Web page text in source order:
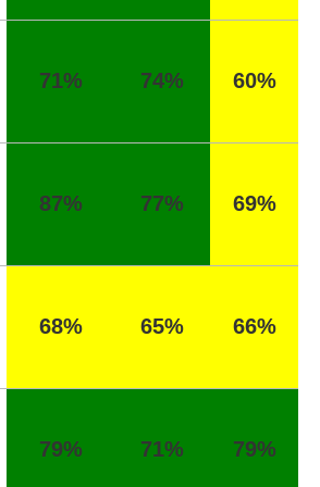
71% 74% 60%
87% 77% 69%
68% 65% 66%
79% 71% 79%
карпа и налима
раз пользуюсь этим прогнозом,
найти активных хищников
прогнозу клева удалось
щуку, удивлен, но это
работает
прогноз клева оказался
ни одной рыбы не поймал
клева, разочарован
крупную щуку.
на рыбалку на следующую
хорошие результаты.